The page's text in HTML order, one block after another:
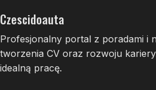
Czescidoauta
Profesjonalny portal z poradami i
tworzenia CV oraz rozwoju
idealną pracę.